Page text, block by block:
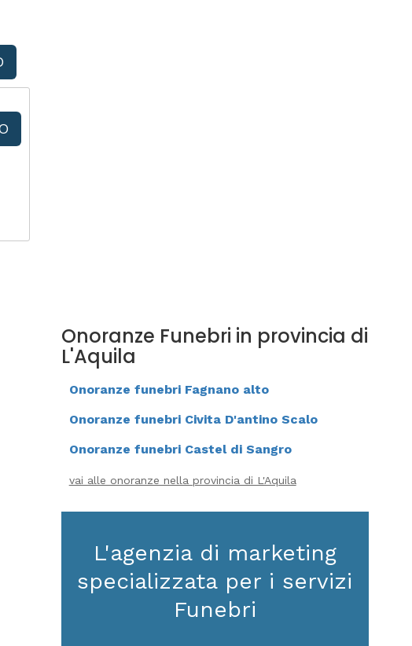
Onoranze Funebri in provincia di
L'Aquila
Onoranze funebri Fagnano alto
Onoranze funebri Civita D'antino Scalo
Onoranze funebri Castel di Sangro
vai alle onoranze nella provincia di L'Aquila
L'agenzia di marketing
specializzata per i servizi
Funebri